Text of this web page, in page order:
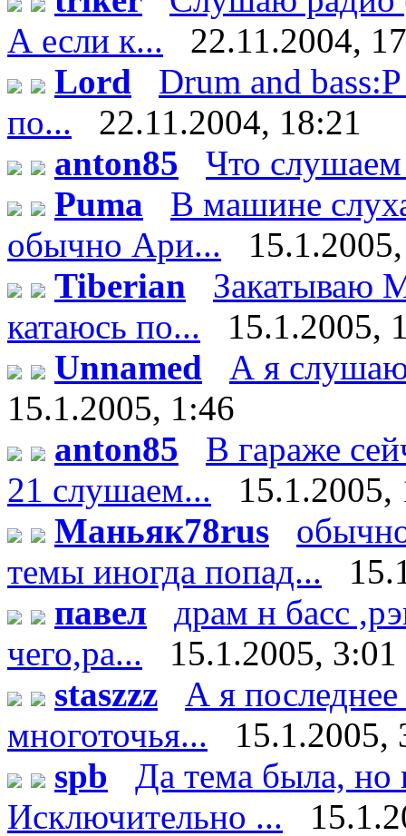
А если к...
22.11.2004,
Lord
Drum and
по...
22.11.2004, 18:21
anton85
Что
Puma
В машине
обычно Ари...
Tiberian
Закатываю
катаюсь по...
15.1.2005,
Unnamed
А я
15.1.2005, 1:46
anton85
В гараже
21 слушаем...
15.1.2005,
Маньяк78rus
темы иногда попад...
павел
драм н басс
чего,ра...
15.1.2005, 3:01
staszzz
А я
многоточья...
15.1.2005,
spb
Да тема была,
Исключительно ...